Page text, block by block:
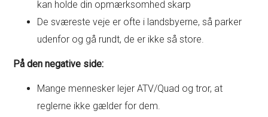
kan holde din opmærksomhed skarp
De sværeste veje er ofte i landsbyerne, så parker
udenfor og gå rundt, de er ikke så store.
På den negative side:
Mange mennesker lejer ATV/Quad og tror, at
reglerne ikke gælder for dem.